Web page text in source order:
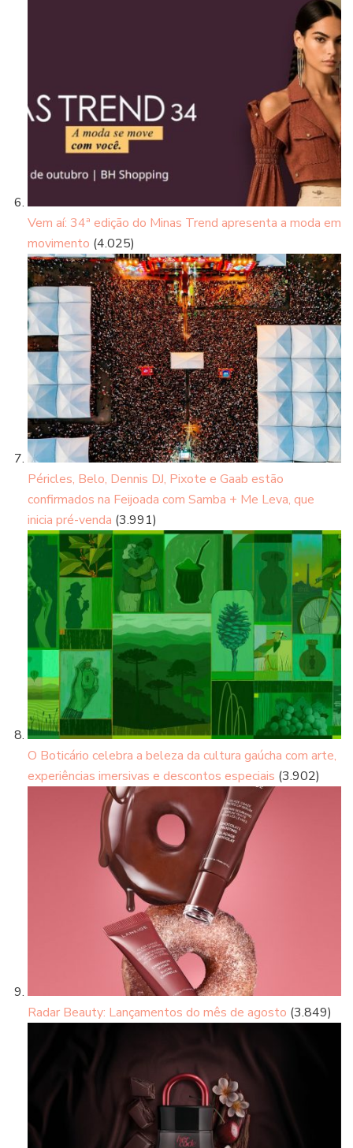
Vem aí: 34ª edição do Minas Trend apresenta a moda em
movimento (4.025)
Péricles, Belo, Dennis DJ, Pixote e Gaab estão
confirmados na Feijoada com Samba + Me Leva, que
inicia pré-venda (3.991)
O Boticário celebra a beleza da cultura gaúcha com arte,
experiências imersivas e descontos especiais (3.902)
Radar Beauty: Lançamentos do mês de agosto (3.849)